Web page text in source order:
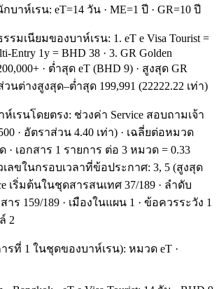
าห์เรน: eT=14 วัน · ME=1 ปี · GR=10 ปี
รมเนียมของบาห์เรน: 1. eT e Visa Tourist =
Entry 1y = BHD 38 · 3. GR Golden
· ต่ำสุด eT (BHD 9) · สูงสุด GR
วนต่างสูงสุด–ต่ำสุด 199,991 (22222.22 เท่า)
เรนโดยตรง: ช่วงค่า Service สอบถามเจ้า
· อัตราส่วน 4.40 เท่า) · เฉลี่ยต่อหมวด
· เอกสาร 1 รายการ ต่อ 3 หมวด = 0.33
เลขในกรอบเวลาที่ข้อประกาศ: 3, 5 (สูงสุด
เริ่มต้นในชุดสารสนเทศ 37/189 · ลำดับ
ร 159/189 · เมืองในแผน 1 · ข้อควรระวัง 1
2
รที่ 1 ในชุดของบาห์เรน): หมวด eT ·